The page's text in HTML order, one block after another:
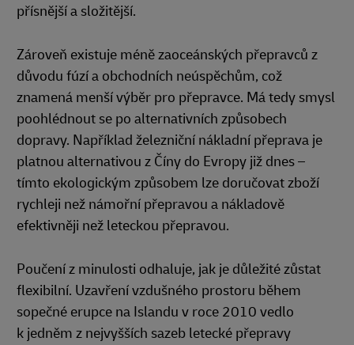
přísnější a složitější.
Zároveň existuje méně zaoceánských přepravců z
důvodu fúzí a obchodních neúspěchům, což
znamená menší výběr pro přepravce. Má tedy smysl
poohlédnout se po alternativních způsobech
dopravy. Například železniční nákladní přeprava je
platnou alternativou z Číny do Evropy již dnes –
tímto ekologickým způsobem lze doručovat zboží
rychleji než námořní přepravou a nákladově
efektivněji než leteckou přepravou.
Poučení z minulosti odhaluje, jak je důležité zůstat
flexibilní. Uzavření vzdušného prostoru během
sopečné erupce na Islandu v roce 2010 vedlo
k jedněm z nejvyšších sazeb letecké přepravy